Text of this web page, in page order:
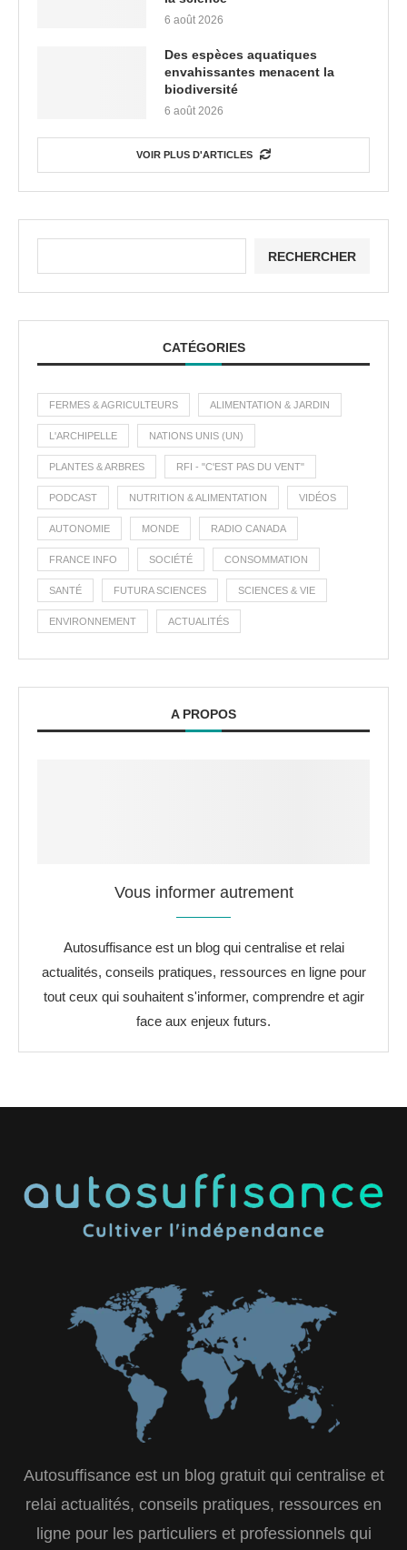
6 août 2026
Des espèces aquatiques
envahissantes menacent la
biodiversité
6 août 2026
VOIR PLUS D'ARTICLES
RECHERCHER
CATÉGORIES
FERMES & AGRICULTEURS ALIMENTATION & JARDIN
L'ARCHIPELLE NATIONS UNIS (UN)
PLANTES & ARBRES RFI - "C'EST PAS DU VENT"
PODCAST NUTRITION & ALIMENTATION VIDÉOS
AUTONOMIE MONDE RADIO CANADA
FRANCE INFO SOCIÉTÉ CONSOMMATION
SANTÉ FUTURA SCIENCES SCIENCES & VIE
ENVIRONNEMENT ACTUALITÉS
A PROPOS
Vous informer autrement
Autosuffisance est un blog qui centralise et relai
actualités, conseils pratiques, ressources en ligne pour
tout ceux qui souhaitent s'informer, comprendre et agir
face aux enjeux futurs.
Autosuffisance est un blog gratuit qui centralise et
relai actualités, conseils pratiques, ressources en
ligne pour les particuliers et professionnels qui